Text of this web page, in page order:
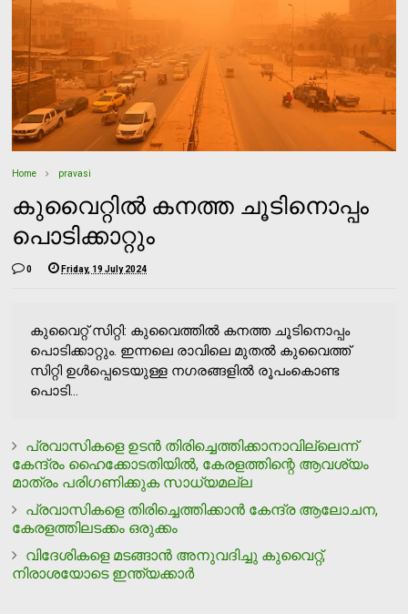
Home pravasi
കുവൈറ്റില്‍ കനത്ത ചൂടിനൊപ്പം
പൊടിക്കാറ്റും
0 Friday, 19 July 2024
കുവൈറ്റ് സിറ്റി: കുവൈത്തില്‍ കനത്ത ചൂടിനൊപ്പം
പൊടിക്കാറ്റും. ഇന്നലെ രാവിലെ മുതല്‍ കുവൈത്ത്
സിറ്റി ഉള്‍പ്പെടെയുള്ള നഗരങ്ങളില്‍ രൂപംകൊണ്ട
പൊടി...
പ്രവാസികളെ ഉടന്‍ തിരിച്ചെത്തിക്കാനാവില്ലെന്ന്
കേന്ദ്രം ഹൈക്കോടതിയില്‍, കേരളത്തിന്റെ ആവശ്യം
മാത്രം പരിഗണിക്കുക സാധ്യമല്ല
പ്രവാസികളെ തിരിച്ചെത്തിക്കാന്‍ കേന്ദ്ര ആലോചന,
കേരളത്തിലടക്കം ഒരുക്കം
വിദേശികളെ മടങ്ങാന്‍ അനുവദിച്ചു കുവൈറ്റ്,
നിരാശയോടെ ഇന്ത്യക്കാര്‍